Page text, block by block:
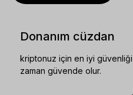
Donanım cüzdan
kriptonuz için en iyi güvenliği
zaman güvende olur.